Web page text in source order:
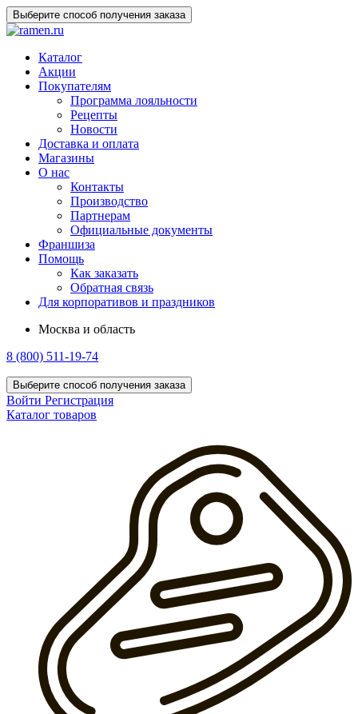
Выберите способ получения заказа
Каталог
Акции
Покупателям
Программа лояльности
Рецепты
Новости
Доставка и оплата
Магазины
О нас
Контакты
Производство
Партнерам
Официальные документы
Франшиза
Помощь
Как заказать
Обратная связь
Для корпоративов и праздников
Москва и область
8 (800) 511-19-74
Выберите способ получения заказа
Войти Регистрация
Каталог товаров